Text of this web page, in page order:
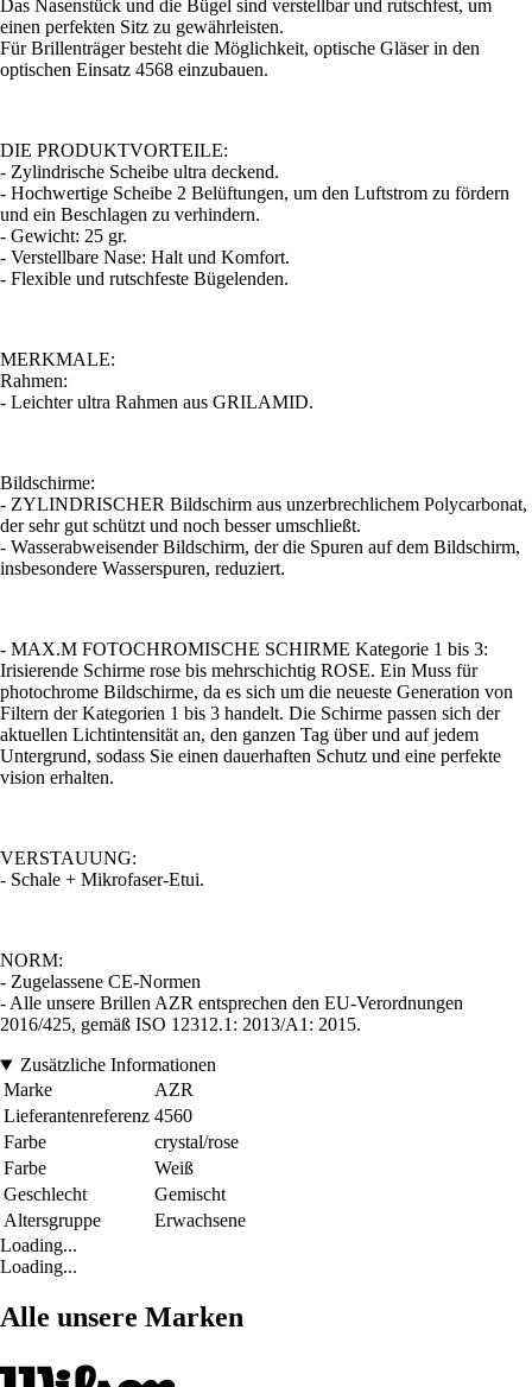
Das Nasenstück und die Bügel sind verstellbar und rutschfest, um
einen perfekten Sitz zu gewährleisten.
Für Brillenträger besteht die Möglichkeit, optische Gläser in den
optischen Einsatz 4568 einzubauen.
DIE PRODUKTVORTEILE:
- Zylindrische Scheibe ultra deckend.
- Hochwertige Scheibe 2 Belüftungen, um den Luftstrom zu fördern
und ein Beschlagen zu verhindern.
- Gewicht: 25 gr.
- Verstellbare Nase: Halt und Komfort.
- Flexible und rutschfeste Bügelenden.
MERKMALE:
Rahmen:
- Leichter ultra Rahmen aus GRILAMID.
Bildschirme:
- ZYLINDRISCHER Bildschirm aus unzerbrechlichem Polycarbonat,
der sehr gut schützt und noch besser umschließt.
- Wasserabweisender Bildschirm, der die Spuren auf dem Bildschirm,
insbesondere Wasserspuren, reduziert.
- MAX.M FOTOCHROMISCHE SCHIRME Kategorie 1 bis 3:
Irisierende Schirme rose bis mehrschichtig ROSE. Ein Muss für
photochrome Bildschirme, da es sich um die neueste Generation von
Filtern der Kategorien 1 bis 3 handelt. Die Schirme passen sich der
aktuellen Lichtintensität an, den ganzen Tag über und auf jedem
Untergrund, sodass Sie einen dauerhaften Schutz und eine perfekte
vision erhalten.
VERSTAUUNG:
- Schale + Mikrofaser-Etui.
NORM:
- Zugelassene CE-Normen
- Alle unsere Brillen AZR entsprechen den EU-Verordnungen
2016/425, gemäß ISO 12312.1: 2013/A1: 2015.
Zusätzliche Informationen
Marke
AZR
Lieferantenreferenz 4560
Farbe
crystal/rose
Farbe
Weiß
Geschlecht
Gemischt
Altersgruppe
Erwachsene
Loading...
Loading...
Alle unsere Marken